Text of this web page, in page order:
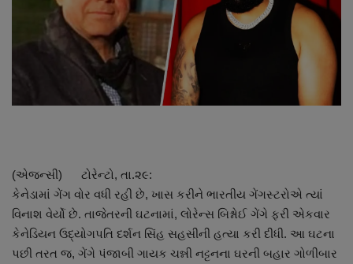
About Author
Contact
Dipotsav Special
રાષ્ટ્રીય
ગુજરાત
જુનાગઢ
(એજન્સી) ટોરેન્ટો, તા.૨૯:
કેનેડામાં ગેંગ વોર વધી રહી છે, ખાસ કરીને ભારતીય ગેંગસ્ટરોએ ત્યાં
વિનાશ વેર્યો છે. તાજેતરની ઘટનામાં, લોરેન્સ બિશ્નોઈ ગેંગે ફરી એકવાર
કેનેડિયન ઉદ્યોગપતિ દર્શન સિંહ સહસીની હત્યા કરી દીધી. આ ઘટના
પછી તરત જ, ગેંગે પંજાબી ગાયક ચન્ની નટ્ટનના ઘરની બહાર ગોળીબાર